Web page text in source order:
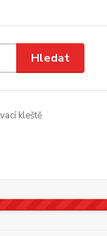
Hledat
kleště